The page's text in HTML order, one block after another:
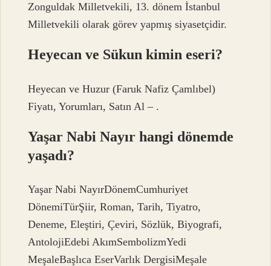
Zonguldak Milletvekili, 13. dönem İstanbul
Milletvekili olarak görev yapmış siyasetçidir.
Heyecan ve Sükun kimin eseri?
Heyecan ve Huzur (Faruk Nafiz Çamlıbel)
Fiyatı, Yorumları, Satın Al – .
Yaşar Nabi Nayır hangi dönemde
yaşadı?
Yaşar Nabi NayırDönemCumhuriyet
DönemiTürŞiir, Roman, Tarih, Tiyatro,
Deneme, Eleştiri, Çeviri, Sözlük, Biyografi,
AntolojiEdebi AkımSembolizmYedi
MeşaleBaşlıca EserVarlık DergisiMeşale